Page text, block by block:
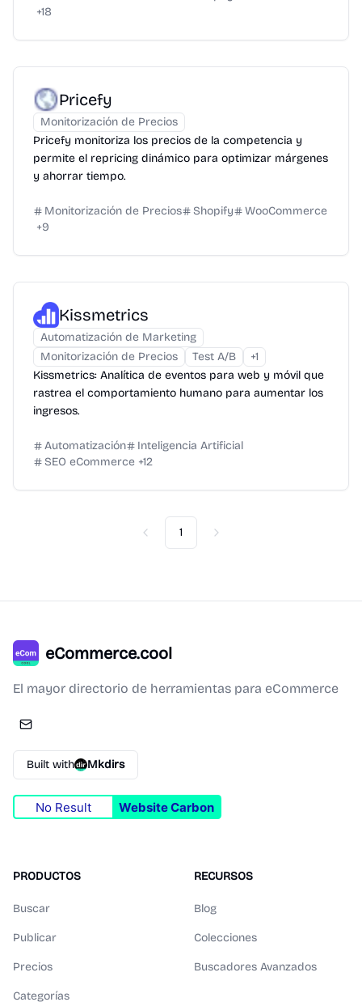
+18
Pricefy
Monitorización de Precios
Pricefy monitoriza los precios de la competencia y
permite el repricing dinámico para optimizar márgenes
y ahorrar tiempo.
Monitorización de Precios Shopify
WooCommerce
+9
Kissmetrics
Automatización de Marketing
Monitorización de Precios
Test A/B +1
Kissmetrics: Analítica de eventos para web y móvil que
rastrea el comportamiento humano para aumentar los
ingresos.
Automatización
Inteligencia Artificial
SEO eCommerce +12
Previous
1 Next
eCommerce.cool
El mayor directorio de herramientas para eCommerce
Built with Mkdirs
No Result Website Carbon
PRODUCTOS
Buscar
Publicar
Precios
Categorías
RECURSOS
Blog
Colecciones
Buscadores Avanzados